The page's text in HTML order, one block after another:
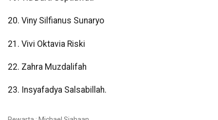
20. Viny Silfianus Sunaryo
21. Vivi Oktavia Riski
22. Zahra Muzdalifah
23. Insyafadya Salsabillah.